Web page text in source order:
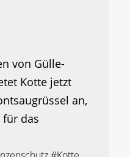
von Gülle-
Kotte jetzt
an,
das